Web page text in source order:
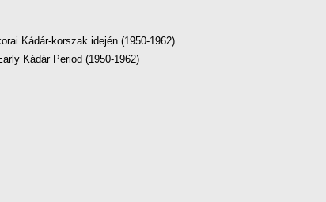
Kádár-korszak idején (1950-1962)
Kádár Period (1950-1962)